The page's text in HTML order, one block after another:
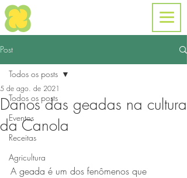
Post
Todos os posts
Eventos
Receitas
Agricultura
Todos os posts
Danos das geadas na cultura
da Canola
5 de ago. de 2021
A geada é um dos fenômenos que